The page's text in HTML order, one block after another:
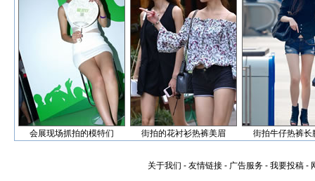
会展现场抓拍的模特们 街拍的花衬衫热裤美眉 街拍牛仔热裤长
关于我们 - 友情链接 - 广告服务 - 我要投稿 -